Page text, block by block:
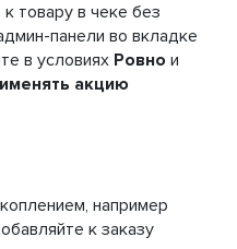
товару в чеке без
панели во вкладке
в условиях Ровно и
акцию
например
к заказу